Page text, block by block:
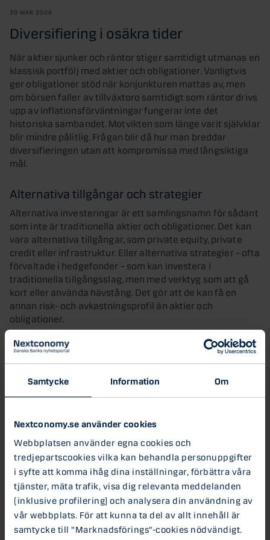
Samtycke Information Om
Nextconomy.se använder cookies
Webbplatsen använder egna cookies och
tredjepartscookies vilka kan behandla personuppgifter
i syfte att komma ihåg dina inställningar, förbättra våra
tjänster, mäta trafik, visa dig relevanta meddelanden
(inklusive profilering) och analysera din användning av
vår webbplats. För att kunna ta del av allt innehåll är
samtycke till "Marknadsförings"-cookies nödvändigt.
30 MAR 2026
Diversifiering i osäkra tider
När aktier sjunker och räntor stiger samtidigt utmanas en
klassisk portfölj med aktier och obligationer. Vanligtvis
ger obligationer stöd när konjunkturen mattas av, men
om börsen faller av tillväxtoro samtidigt som räntor drivs
upp av inflationsförväntningar fungerar inte det
historiska sambandet. Motvikten som länge varit självklar
blir mindre pålitlig. Frågan blir då hur man breddar
diversifieringen utan att kompromissa med långsiktiga
mål.
Alternativa tillgångar och strategier
Alternativa investeringar är ett samlingsnamn för sådant
som inte är traditionella aktier och obligationer. Det kan
vara alternativa tillgångar, som private equity, private
credit eller infrastruktur. Eller alternativa strategier – ofta
förvaltade i hedgefonder – som kan investera i
traditionella tillgångsslag, men med verktyg som att gå
kort eller använda hävstång. Det gör att de kan få en
annan risk- och avkastningsprofil än aktier och
obligationer.
Det finns olika hedgefondstrategier med olika
målsättningar, men en återkommande nämnare är
marknader. Marknadsneutrala strategier kan isolera
specifika riskpremier, makro- och trendföljande
exempel räntor, valutor och råvaror, och händelsedrivna
strategier kan skapa värde kring företagsspecifika
katalysatorer. När tillgångar beter sig olika i olika faser av
konjunkturcykeln kan den samlade portföljen få en
jämnare avkastning och mindre nedgångar.
Diversifiering över tid med onoterat
Över tid har det visat sig att priserna på onoterade bolag